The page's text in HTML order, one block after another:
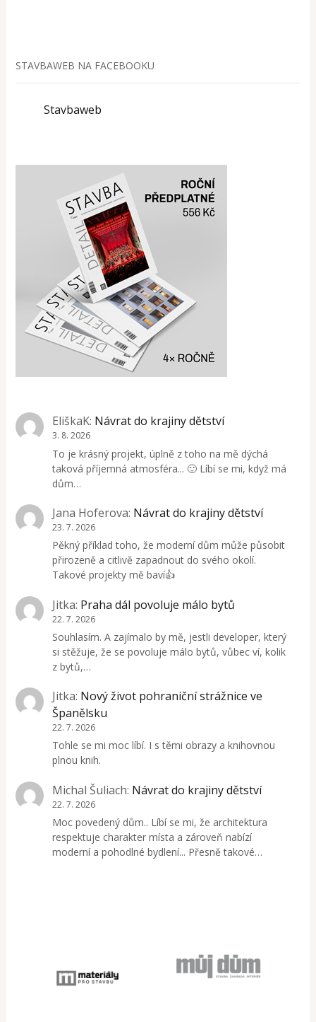
STAVBAWEB NA FACEBOOKU
Stavbaweb
EliškaK: Návrat do krajiny dětství
3. 8. 2026
To je krásný projekt, úplně z toho na mě dýchá
taková příjemná atmosféra... 🙂 Líbí se mi, když má
dům…
Jana Hoferova: Návrat do krajiny dětství
23. 7. 2026
Pěkný příklad toho, že moderní dům může působit
přirozeně a citlivě zapadnout do svého okolí.
Takové projekty mě baví👍
Jitka: Praha dál povoluje málo bytů
22. 7. 2026
Souhlasím. A zajímalo by mě, jestli developer, který
si stěžuje, že se povoluje málo bytů, vůbec ví, kolik
z bytů,…
Jitka: Nový život pohraniční strážnice ve
Španělsku
22. 7. 2026
Tohle se mi moc líbí. I s těmi obrazy a knihovnou
plnou knih.
Michal Šuliach: Návrat do krajiny dětství
22. 7. 2026
Moc povedený dům.. Líbí se mi, že architektura
respektuje charakter místa a zároveň nabízí
moderní a pohodlné bydlení... Přesně takové…